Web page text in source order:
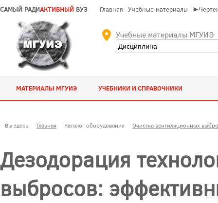
САМЫЙ РАДИАКТИВНЫЙ ВУЗ Главная Учебные материалы
Учебные материалы МГУИЭ
МАТЕРИАЛЫ МГУИЭ УЧЕБНИКИ И СПРАВОЧНИКИ
Вы здесь: Главная Каталог оборудования Очистка вентиляционных
Дезодорация
выбросов: